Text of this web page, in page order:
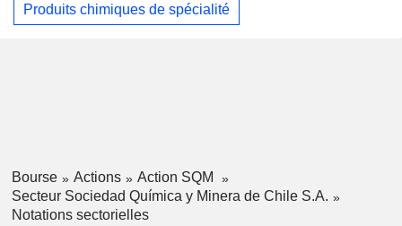
Produits chimiques de spécialité
Bourse Actions
Action SQM
Secteur Sociedad Química y Minera de Chile S.A.
Notations sectorielles